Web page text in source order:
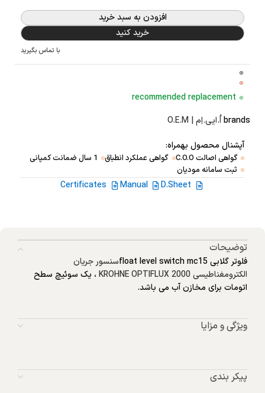
افزودن به سبد خرید
خرید کنید
با تماس بگیرید
recommended replacement
brandsاُ.ایی.اِم | O.E.M
آپشنال محصول بهمراه:
گواهی اصالت C.O.O گواهی عملکرد انطباق
1 سال ضمانت کمپانی
ثبت سامانه مودیان
D.Sheet
Manual
Certificates
توضیحات
فلوتر گلابی float level switch mc15
سنسور جریان
الکترومغناطیسی KROHNE OPTIFLUX 2000
، یک سوئیچ سطح
اتومات برای مخازن آب می باشد.
ویژگی و مزایا
پیکر بندی